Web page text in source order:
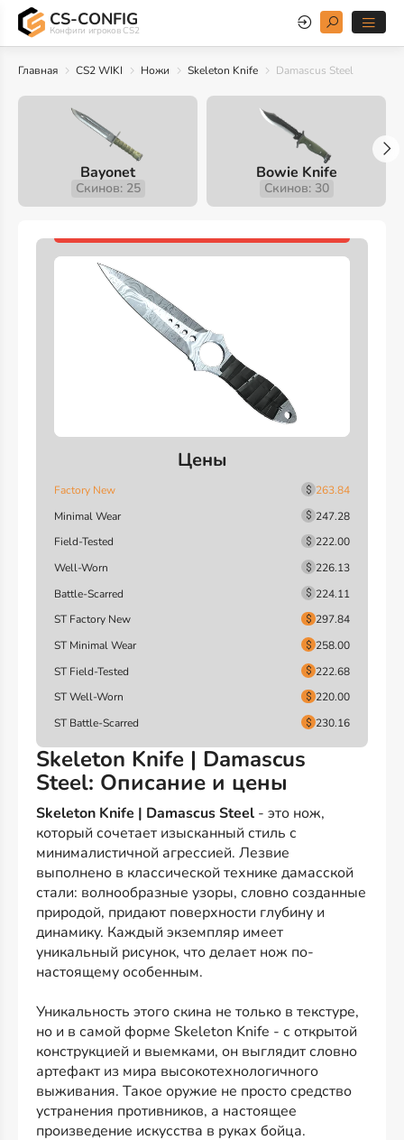
CS-CONFIG
Конфиги игроков CS2
Главная CS2 WIKI Ножи Skeleton Knife Damascus Steel
Bayonet
Скинов: 25
Bowie Knife
Скинов: 30
Цены
Factory New
263.84
Minimal Wear
247.28
Field-Tested
222.00
Well-Worn
226.13
Battle-Scarred
224.11
ST Factory New
297.84
ST Minimal Wear
258.00
ST Field-Tested
222.68
ST Well-Worn
220.00
ST Battle-Scarred
230.16
Skeleton Knife | Damascus
Steel: Описание и цены
Skeleton Knife | Damascus Steel - это нож,
который сочетает изысканный стиль с
минималистичной агрессией. Лезвие
выполнено в классической технике дамасской
стали: волнообразные узоры, словно созданные
природой, придают поверхности глубину и
динамику. Каждый экземпляр имеет
уникальный рисунок, что делает нож по-
настоящему особенным.
Уникальность этого скина не только в текстуре,
но и в самой форме Skeleton Knife - с открытой
конструкцией и выемками, он выглядит словно
артефакт из мира высокотехнологичного
выживания. Такое оружие не просто средство
устранения противников, а настоящее
произведение искусства в руках бойца.